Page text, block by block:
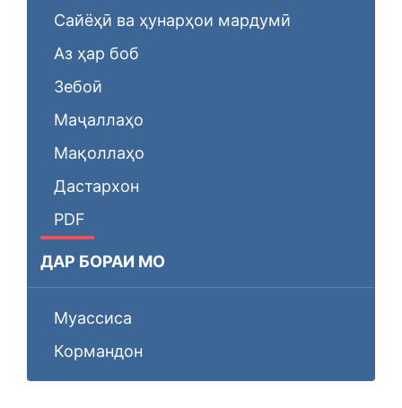
Сайёҳӣ ва ҳунарҳои мардумӣ
Аз ҳар боб
Зебоӣ
Маҷаллаҳо
Мақоллаҳо
Дастархон
PDF
ДАР БОРАИ МО
Муассиса
Кормандон